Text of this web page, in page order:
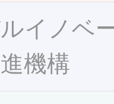
イノベ
機構